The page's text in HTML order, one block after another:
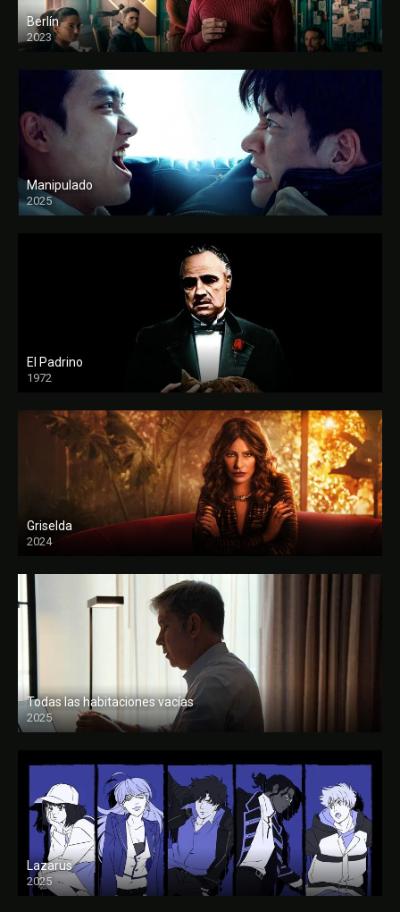
Berlín
2023
Manipulado
2025
El Padrino
1972
FULL HD
Griselda
2024
Todas las habitaciones vacías
2025
FULL HD
Lazarus
2025